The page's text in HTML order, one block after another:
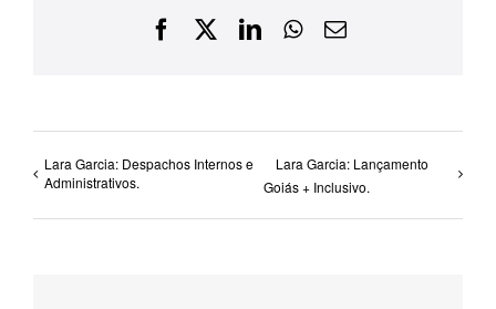
Facebook
X LinkedInWhatsApp
E-
Lara Garcia: Despachos Internos e
Administrativos.
Lara Garcia: Lançamento
Goiás + Inclusivo.